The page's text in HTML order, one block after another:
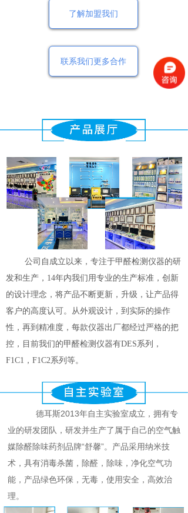
了解加盟我们
联系我们更多合作
公司自成立以来，专注于甲醛检测仪器的研
发和生产，14年内我们用专业的生产标准，创新
的设计理念，将产品不断更新，升级，让产品得
客户的高度认可。从外观设计，到实际的操作
性，再到精准度，每款仪器出厂都经过严格的把
控，目前我们的甲醛检测仪器有DES系列，
F1C1，F1C2系列等。
德耳斯2013年自主实验室成立，拥有专
业的研发团队，研发并生产了属于自己的空气触
媒除醛除味药剂品牌“舒馨”。产品采用纳米技
术，具有消毒杀菌，除醛，除味，净化空气功
能，产品绿色环保，无毒，使用安全，高效治
理。